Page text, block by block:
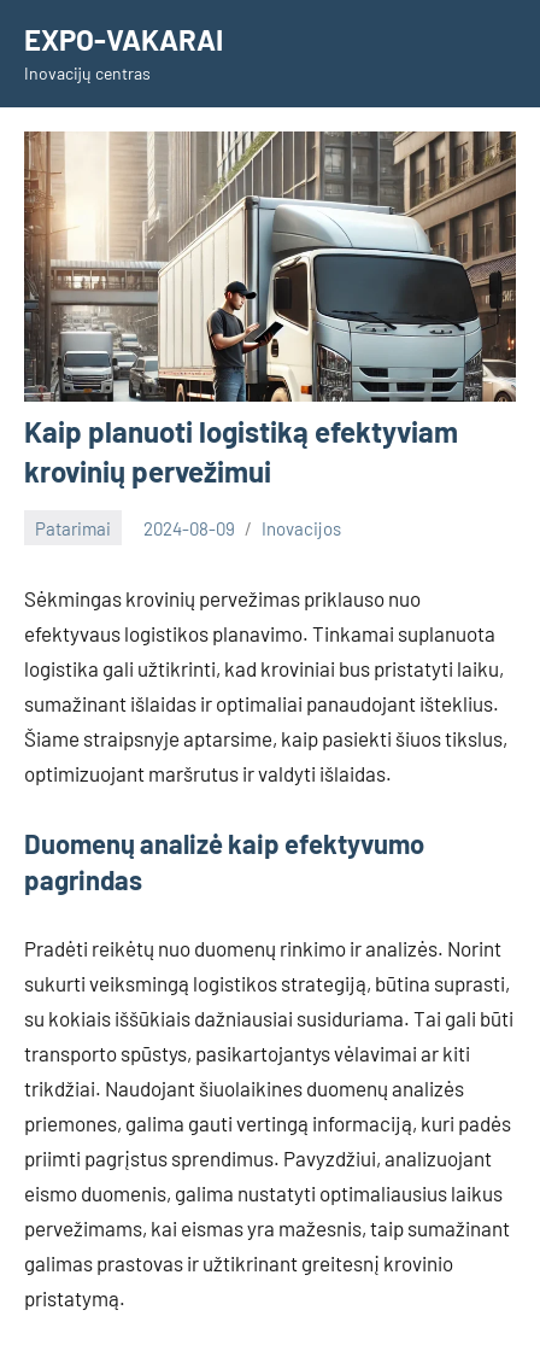
content
EXPO-VAKARAI
Inovacijų centras
Kaip planuoti logistiką efektyviam
krovinių pervežimui
Patarimai 2024-08-09 Inovacijos
Sėkmingas krovinių pervežimas priklauso nuo
efektyvaus logistikos planavimo. Tinkamai suplanuota
logistika gali užtikrinti, kad kroviniai bus pristatyti laiku,
sumažinant išlaidas ir optimaliai panaudojant išteklius.
Šiame straipsnyje aptarsime, kaip pasiekti šiuos tikslus,
optimizuojant maršrutus ir valdyti išlaidas.
Duomenų analizė kaip efektyvumo
pagrindas
Pradėti reikėtų nuo duomenų rinkimo ir analizės. Norint
sukurti veiksmingą logistikos strategiją, būtina suprasti,
su kokiais iššūkiais dažniausiai susiduriama. Tai gali būti
transporto spūstys, pasikartojantys vėlavimai ar kiti
trikdžiai. Naudojant šiuolaikines duomenų analizės
priemones, galima gauti vertingą informaciją, kuri padės
priimti pagrįstus sprendimus. Pavyzdžiui, analizuojant
eismo duomenis, galima nustatyti optimaliausius laikus
pervežimams, kai eismas yra mažesnis, taip sumažinant
galimas prastovas ir užtikrinant greitesnį krovinio
pristatymą.